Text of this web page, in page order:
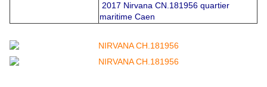
2017 Nirvana CN.181956 quartier
maritime Caen